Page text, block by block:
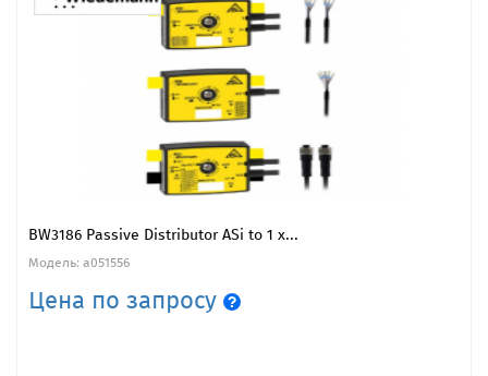
BW3186 Passive Distributor ASi to 1 x...
Модель: a051556
Цена по запросу